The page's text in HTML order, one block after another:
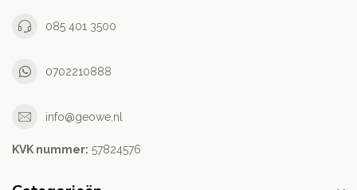
085 401 3500
0702210888
info@geowe.nl
KVK nummer: ‭57824576‬